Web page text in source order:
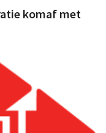
komaf met